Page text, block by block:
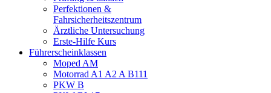
Perfektionen &
Fahrsicherheitszentrum
Ärztliche Untersuchung
Erste-Hilfe Kurs
Führerscheinklassen
Moped AM
Motorrad A1 A2 A B111
PKW B